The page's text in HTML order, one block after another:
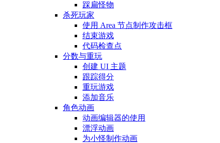
踩扁怪物
杀死玩家
使用 Area 节点制作攻击框
结束游戏
代码检查点
分数与重玩
创建 UI 主题
跟踪得分
重玩游戏
添加音乐
角色动画
动画编辑器的使用
漂浮动画
为小怪制作动画